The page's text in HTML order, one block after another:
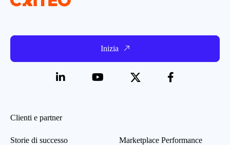
Inizia
Clienti e partner
Storie di successo
Marketplace Performance